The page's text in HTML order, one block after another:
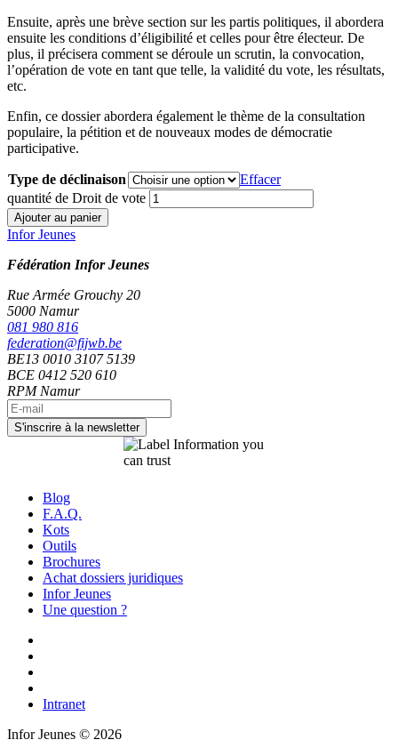
Ensuite, après une brève section sur les partis politiques, il abordera
ensuite les conditions d’éligibilité et celles pour être électeur. De
plus, il précisera comment se déroule un scrutin, la convocation,
l’opération de vote en tant que telle, la validité du vote, les résultats,
etc.
Enfin, ce dossier abordera également le thème de la consultation
populaire, la pétition et de nouveaux modes de démocratie
participative.
Type de déclinaison
Effacer
quantité de Droit de vote
Ajouter au panier
Infor Jeunes
Fédération Infor Jeunes
Rue Armée Grouchy 20
5000 Namur
081 980 816
federation@fijwb.be
BE13 0010 3107 5139
BCE 0412 520 610
RPM Namur
Blog
F.A.Q.
Kots
Outils
Brochures
Achat dossiers juridiques
Infor Jeunes
Une question ?
Intranet
Infor Jeunes © 2026